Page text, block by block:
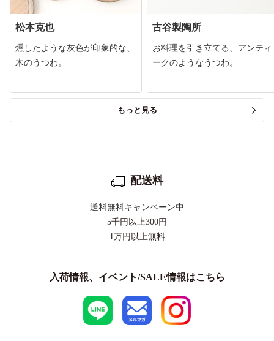
松本克也
燻したような灰色が印象的な、
木のうつわ。
古谷製陶所
お料理を引き立てる、アンティ
ークのようなうつわ。
もっと見る
配送料
送料無料キャンペーン中
5千円以上300円
1万円以上無料
入荷情報、イベント/SALE情報はこちら